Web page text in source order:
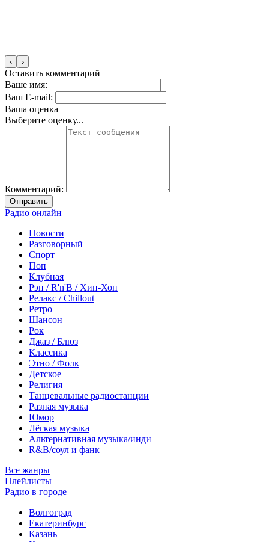
‹ ›
Оставить комментарий
Ваше имя:
Ваш E-mail:
Ваша оценка
Выберите оценку...
Комментарий:
Отправить
Радио онлайн
Новости
Разговорный
Спорт
Поп
Клубная
Рэп / R'n'B / Хип-Хоп
Релакс / Chillout
Ретро
Шансон
Рок
Джаз / Блюз
Классика
Этно / Фолк
Детское
Религия
Танцевальные радиостанции
Разная музыка
Юмор
Лёгкая музыка
Альтернативная музыка/инди
R&B/cоул и фанк
Все жанры
Плейлисты
Радио в городе
Волгоград
Екатеринбург
Казань